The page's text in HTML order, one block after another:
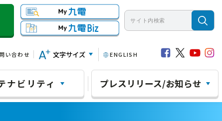
い合わせ 文字サイズ ENGLISH
ナビリティ プレスリリース/お知らせ